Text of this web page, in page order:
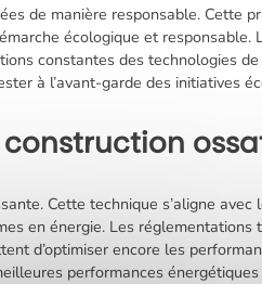
de manière responsable. Cette
écologique et
constantes des technologies
à l’avant-garde des initiatives
Cette technique s’aligne
en énergie. Les
d’optimiser encore les
performances énergétiques